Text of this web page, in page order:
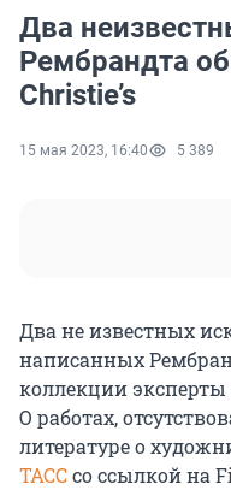
Два
Рембрандта
Christie’s
15 мая 2023, 16:40 5 389
Два не известных
написанных
коллекции эксперты
О работах,
литературе о
ТАССсо ссылкой на